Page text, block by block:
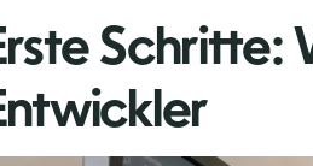
Schritte: